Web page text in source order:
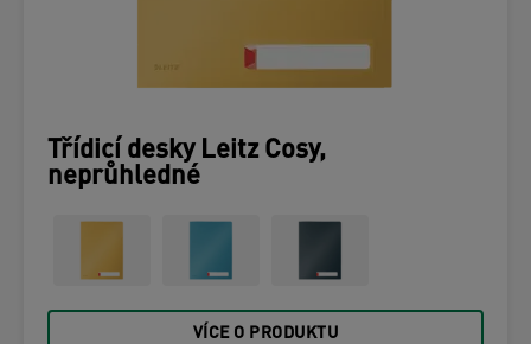
Třídicí desky Leitz Cosy,
neprůhledné
VÍCE O PRODUKTU